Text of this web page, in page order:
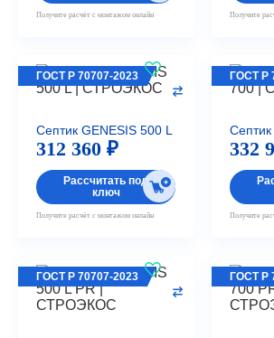
Получите расчёт с монтажом онлайн Получите
Септик GENESIS 500 L
ГОСТ Р 70707-2023
312 360 ₽
Рассчитать под
ключ
Получите расчёт с монтажом онлайн
ГОСТ Р
332
Получите
ГОСТ Р 70707-2023 ГОСТ Р